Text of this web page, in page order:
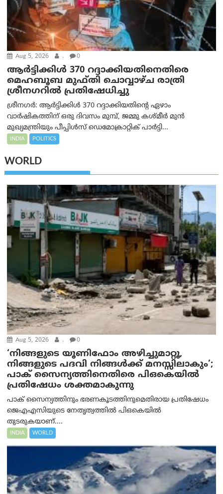
Aug 5, 2026 . 0
ആർട്ടിക്കിൾ 370 റദ്ദാക്കിയതിനെതിരെ
മെഹബൂബ മുഫ്തി ചൊവ്വാഴ്ച രാത്രി
ശ്രീനഗറിൽ പ്രതിഷേധിച്ചു
ശ്രീനഗർ: ആർട്ടിക്കിൾ 370 റദ്ദാക്കിയതിന്റെ ഏഴാം
വാർഷികത്തിന് ഒരു ദിവസം മുമ്പ്, ജമ്മു കശ്മീർ മുൻ
മുഖ്യമന്ത്രിയും പീപ്പിൾസ് ഡെമോക്രാറ്റിക് പാർട്ടി...
INDIA POLITICS
WORLD
Aug 5, 2026 . 0
‘നിങ്ങളുടെ യൂണിഫോം അഴിച്ചുമാറ്റൂ,
നിങ്ങളുടെ പദവി നിങ്ങൾക്ക് മനസ്സിലാകും’;
പാക് സൈന്യത്തിനെതിരെ പിഒകെയിൽ
പ്രതിഷേധം ശക്തമാകുന്നു
പാക് സൈന്യത്തിനും ഭരണകൂടത്തിനുമെതിരായ പ്രതിഷേധം
ജെഎഎസിയുടെ നേതൃത്വത്തിൽ പിഒകെയിൽ
തുടരുകയാണ്....
INDIA WORLD